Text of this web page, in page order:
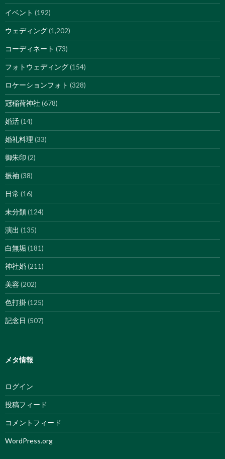
イベント (192)
ウェディング(1,202)
コーディネート (73)
フォトウェディング(154)
ロケーションフォト (328)
冠稲荷神社 (678)
婚活(14)
婚礼料理 (33)
御朱印 (2)
振袖 (38)
日常 (16)
未分類(124)
演出 (135)
白無垢(181)
神社婚(211)
美容 (202)
色打掛(125)
記念日 (507)
メタ情報
ログイン
投稿フィード
コメントフィード
WordPress.org